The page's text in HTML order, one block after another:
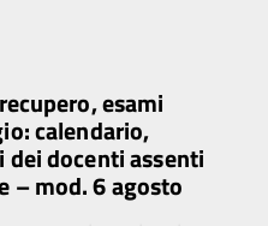
esami
calendario,
docenti assenti
– mod. 6 agosto